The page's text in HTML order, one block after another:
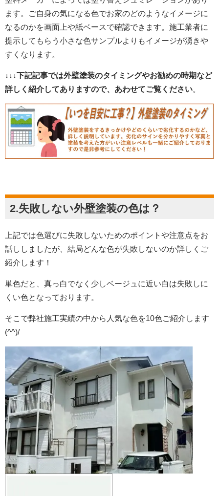
ます。ご自身の気になる色でお家のどのようなイメージに
なるのかを画面上や紙ベースで確認できます。施工業者に
提示してもらう小さな色サンプルよりもイメージが湧きや
すくなります。
↓↓↓下記記事では外壁塗装のタイミングやお勧めの時期など
詳しく紹介してありますので、あわせてご覧ください。
2.失敗しない外壁塗装の色は？
上記では色選びに失敗しないためのポイントや注意点をお
話ししましたが、結局どんな色が失敗しないのか詳しくご
紹介します！
単色だと、真っ白でなく少しベージュに近い白は失敗しに
くい色となっております。
そこで弊社施工実績の中から人気な色を10色ご紹介します
(^^)/